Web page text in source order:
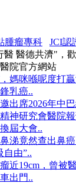
腫瘤專科
JCI認
醫 醫德共濟"，
院官方網站
媽咪喺呢度打
乳癌..
出席2026年中
神研究會醫院
屆大會..
涕竟然查出鼻
自由”..
近19cm，曾被
出門..